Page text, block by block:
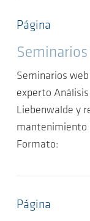
Página
Seminarios
experto
Liebenwalde y
Formato:
Página